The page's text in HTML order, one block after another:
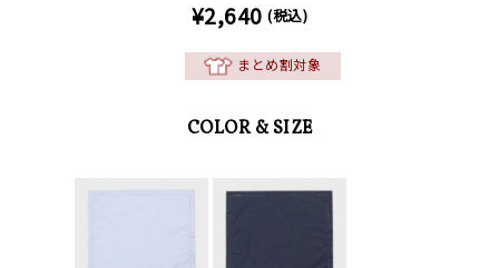
¥2,640 (税込)
まとめ割対象
COLOR & SIZE